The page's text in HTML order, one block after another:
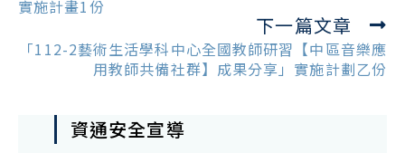
實施計畫1份
下一篇文章
「112-2藝術生活學科中心全國教師研習【中區音樂應
用教師共備社群】成果分享」實施計劃乙份
資通安全宣導